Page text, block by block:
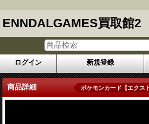
ENNDALGAMES買取館2
ログイン 新規登録
商品詳細 ポケモンカード【エクス